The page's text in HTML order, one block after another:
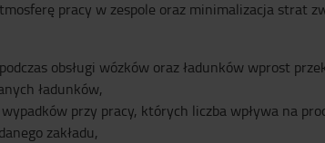
pracy w zespole oraz minimalizacja strat
obsługi wózków oraz ładunków wprost
ładunków,
przy pracy, których liczba wpływa na
zakładu,